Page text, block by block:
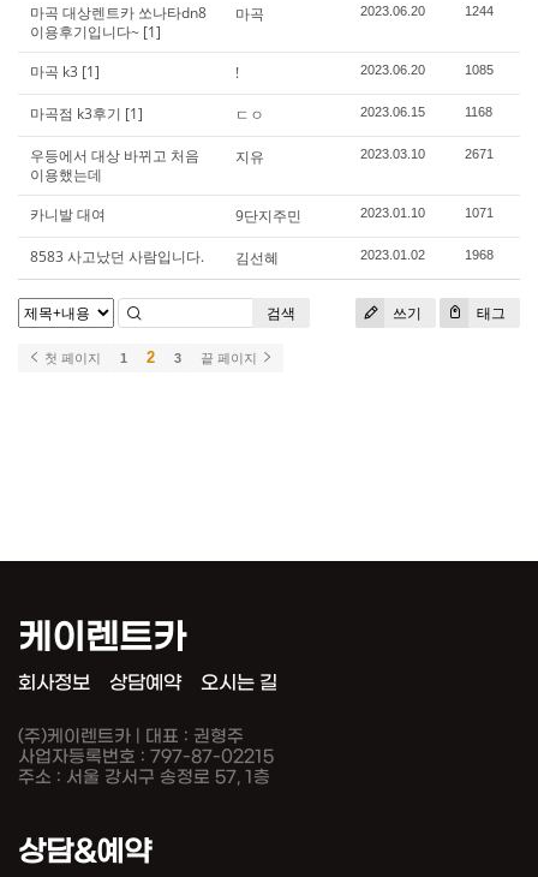
마곡 대상렌트카 쏘나타dn8
이용후기입니다~ [1]
마곡 2023.06.20 1244
마곡 k3 [1] ! 2023.06.20 1085
마곡점 k3후기 [1] ㄷㅇ 2023.06.15 1168
우등에서 대상 바뀌고 처음
이용했는데
지유 2023.03.10 2671
카니발 대여 9단지주민 2023.01.10 1071
8583 사고났던 사람입니다. 김선혜 2023.01.02 1968
쓰기 태그
검색
첫 페이지 1 2 3 끝 페이지
케이렌트카
회사정보 상담예약 오시는 길
(주)케이렌트카 | 대표 : 권형주
사업자등록번호 : 797-87-02215
주소 : 서울 강서구 송정로 57, 1층
상담&예약